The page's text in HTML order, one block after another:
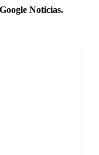
Noticias.